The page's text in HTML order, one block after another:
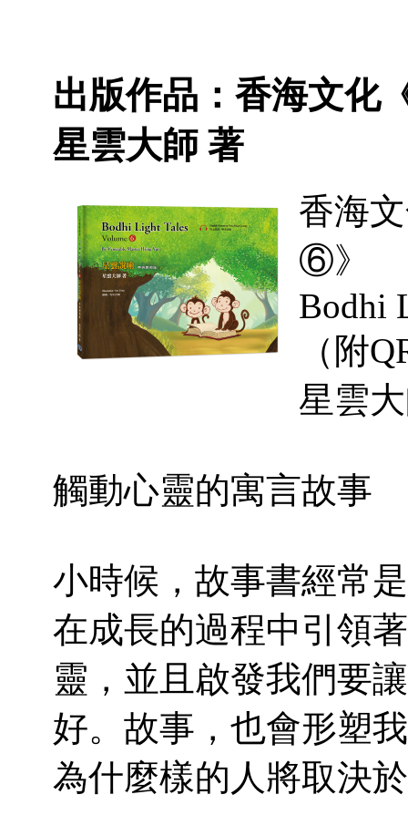
出版作品：香海文化
星雲大師 著
香海
⑥》
Bodhi
（附
星雲
觸動心靈的寓言故事
小時候，故事書經常
在成長的過程中引領
靈，並且啟發我們要
好。故事，也會形塑
為什麼樣的人將取決